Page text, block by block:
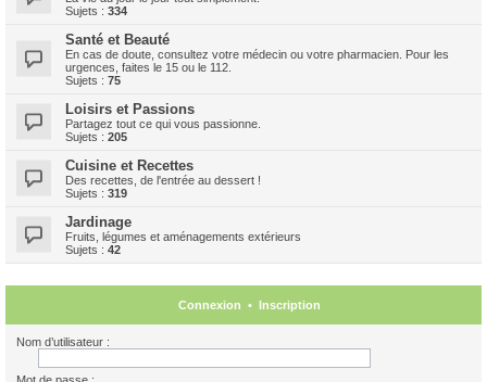
Sujets : 334
Santé et Beauté
En cas de doute, consultez votre médecin ou votre pharmacien. Pour les
urgences, faites le 15 ou le 112.
Sujets : 75
Loisirs et Passions
Partagez tout ce qui vous passionne.
Sujets : 205
Cuisine et Recettes
Des recettes, de l'entrée au dessert !
Sujets : 319
Jardinage
Fruits, légumes et aménagements extérieurs
Sujets : 42
Connexion • Inscription
Nom d’utilisateur :
Mot de passe :